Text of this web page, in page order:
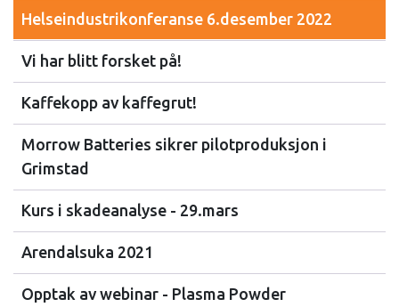
Helseindustrikonferanse 6.desember 2022
Vi har blitt forsket på!
Kaffekopp av kaffegrut!
Morrow Batteries sikrer pilotproduksjon i
Grimstad
Kurs i skadeanalyse - 29.mars
Arendalsuka 2021
Opptak av webinar - Plasma Powder